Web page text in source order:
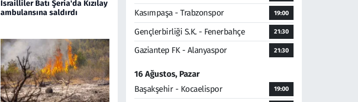
İsrailliler Batı Şeria'da Kızılay
ambulansına saldırdı
Kasımpaşa - Trabzonspor 19:00
Gençlerbirliği S.K. - Fenerbahçe 21:30
Gaziantep FK - Alanyaspor 21:30
16 Ağustos, Pazar
Başakşehir - Kocaelispor
19:00